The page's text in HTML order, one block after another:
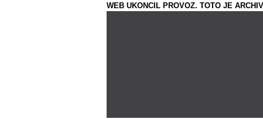
WEB UKONCIL PROVOZ. TOTO JE